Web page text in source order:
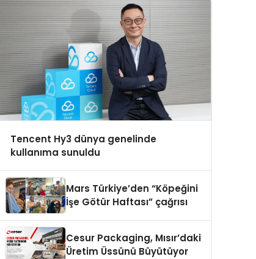
Tencent Hy3 dünya genelinde
kullanıma sunuldu
Mars Türkiye’den “Köpeğini
İşe Götür Haftası” çağrısı
Cesur Packaging, Mısır’daki
Üretim Üssünü Büyütüyor